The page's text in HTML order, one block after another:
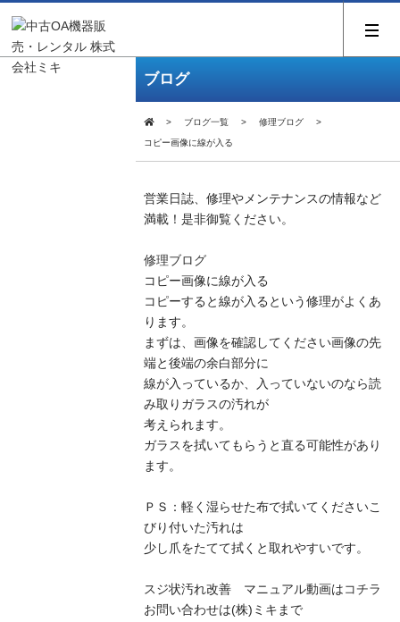
ブログ
ブログ一覧 修理ブログ
コピー画像に線が入る
営業日誌、修理やメンテナンスの情報など
満載！是非御覧ください。
修理ブログ
コピー画像に線が入る
コピーすると線が入るという修理がよくあ
ります。
まずは、画像を確認してください画像の先
端と後端の余白部分に
線が入っているか、入っていないのなら読
み取りガラスの汚れが
考えられます。
ガラスを拭いてもらうと直る可能性があり
ます。
ＰＳ：軽く湿らせた布で拭いてくださいこ
びり付いた汚れは
少し爪をたてて拭くと取れやすいです。
スジ状汚れ改善 マニュアル動画はコチラ
お問い合わせは(株)ミキまで